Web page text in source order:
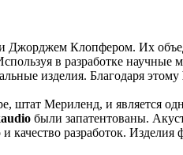
Клопфером. Их
в разработке научные
изделия. Благодаря этому
штат Мериленд, и является
были запатентованы.
и качество разработок.